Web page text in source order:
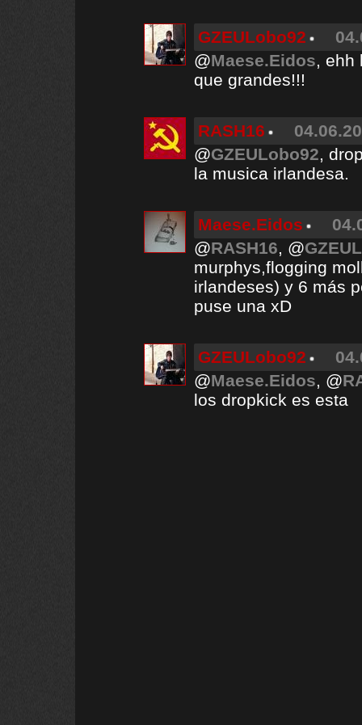
GZEULobo92
@Maese.Eidos, ehh
que grandes!!!
RASH16
@GZEULobo92,
la musica irlandesa.
Maese.Eidos
@RASH16, @
murphys,flogging
irlandeses) y 6 más
puse una xD
GZEULobo92
@Maese.Eidos, @
los dropkick es esta